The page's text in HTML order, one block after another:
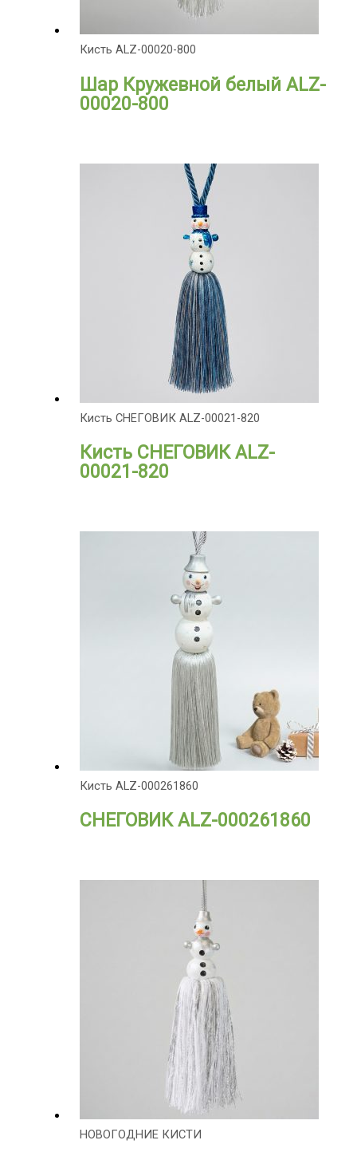
Кисть ALZ-00020-800
Шар Кружевной белый ALZ-
00020-800
Кисть СНЕГОВИК ALZ-00021-820
Кисть СНЕГОВИК ALZ-
00021-820
Кисть ALZ-000261860
СНЕГОВИК ALZ-000261860
НОВОГОДНИЕ КИСТИ